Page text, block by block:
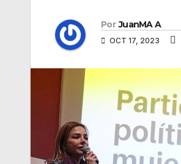
Por JuanMA A
OCT 17, 2023